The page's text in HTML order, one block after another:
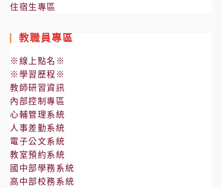
住宿生專區
教職員專區
※線上點名※
※學習歷程※
教師研習資訊
內部控制專區
心輔管理系統
人事差勤系統
電子公文系統
教室預約系統
國中部學務系統
高中部校務系統